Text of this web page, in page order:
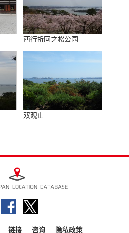
西行折回之松公园
双观山
链接 咨询 隐私政策